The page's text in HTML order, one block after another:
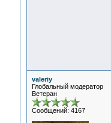
valeriy
Глобальный модератор
Ветеран
Сообщений: 4167